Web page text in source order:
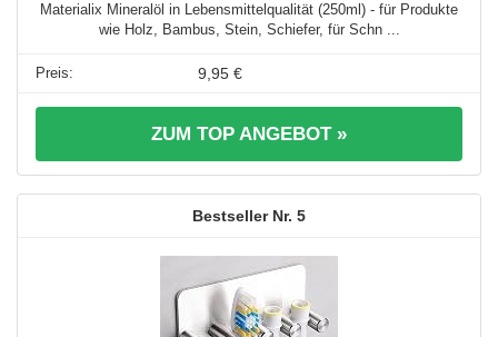
Materialix Mineralöl in Lebensmittelqualität (250ml) - für Produkte
wie Holz, Bambus, Stein, Schiefer, für Schn ...
9,95 €
ZUM TOP ANGEBOT »
5